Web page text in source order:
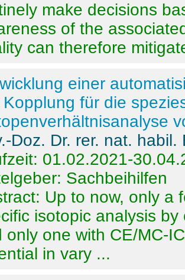
make decisions
of the
can therefore
einer
Kopplung für die
Doz. Dr. rer. nat.
01.02.2021-
Sachbeihilfen
Up to now, only a
isotopic analysis
only one with CE/MC-
in vary ...